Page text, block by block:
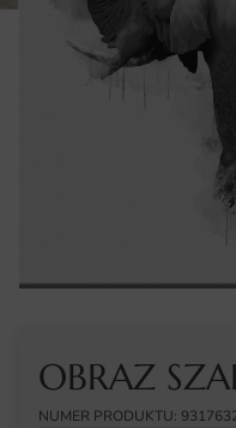
OBRAZ
NUMER PRODUKTU: